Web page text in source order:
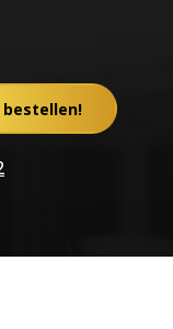
bestellen!